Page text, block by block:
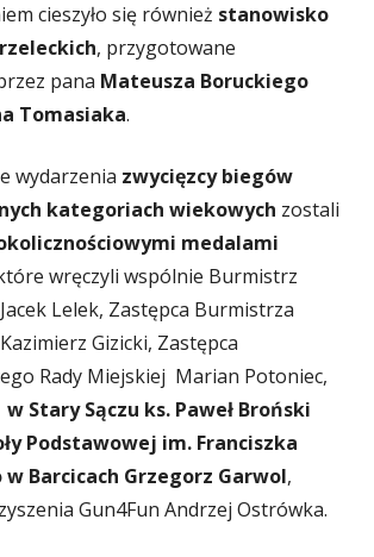
cieszyło się również stanowisko
, przygotowane
pana Mateusza Boruckiego
Tomasiaka.
wydarzenia zwycięzcy biegów
kategoriach wiekowych zostali
medalami
wręczyli wspólnie Burmistrz
Lelek, Zastępca Burmistrza
Gizicki, Zastępca
Rady Miejskiej Marian Potoniec,
Stary Sączu ks. Paweł Broński
Podstawowej im. Franciszka
w Barcicach Grzegorz Garwol,
Gun4Fun Andrzej Ostrówka.